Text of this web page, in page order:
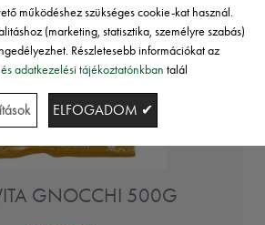
GNOCCHI 500G
működéshez szükséges cookie-kat használ.
(marketing, statisztika, személyre szabás)
Részletesebb információkat az
adatkezelési tájékoztatónkban talál
ELFOGADOM ✔